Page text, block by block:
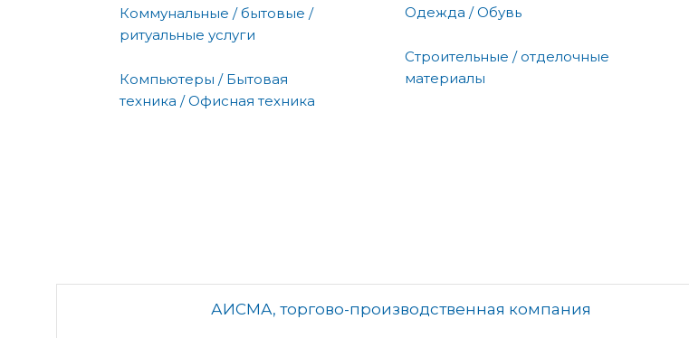
Коммунальные / бытовые /
ритуальные услуги
Компьютеры / Бытовая
техника / Офисная техника
Одежда / Обувь
Строительные / отделочные
материалы
АИСМА, торгово-производственная компания